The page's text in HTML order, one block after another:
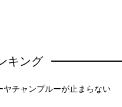
キング
ヤチャンプルーが止まらない